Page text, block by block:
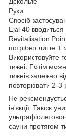
Руки
Спосіб
Ejal 40 вводиться
Revitalisation
потрібно лише 1
Використовуйте
тижні. Потім
тижнів залежно
повторювати 2-3
Не
ін'єкції. Також
сауни протягом